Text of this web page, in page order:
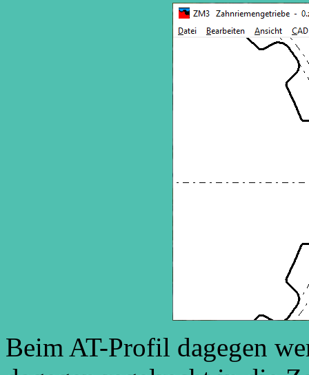
Beim AT-Profil dagegen